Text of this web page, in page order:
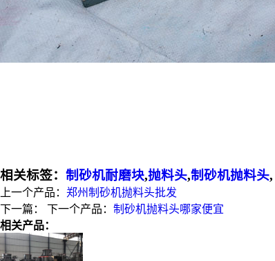
相关标签： 制砂机耐磨块,抛料头,制砂机抛料头,
上一个产品： 郑州制砂机抛料头批发
下一篇： 下一个产品： 制砂机抛料头哪家便宜
相关产品：